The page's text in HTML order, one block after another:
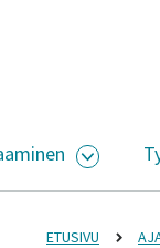
AVAA
ETUSIVU